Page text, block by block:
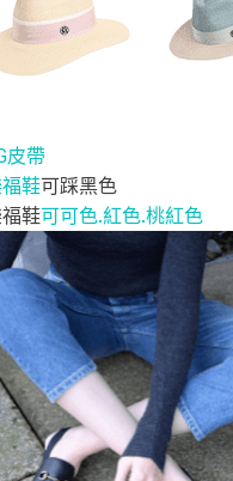
皮帶
鞋可踩黑色
鞋可可色.紅色.桃紅色